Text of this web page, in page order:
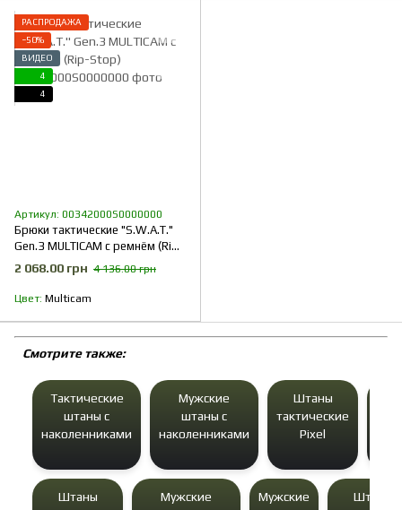
Cмотрите также:
Тактические
штаны с
наколенниками
Мужские
штаны с
наколенниками
Штаны
тактические
Pixel
Штаны
Мужские
Мужские
Штаны
РАСПРОДАЖА
−50%
ВИДЕО
4
4
Артикул: 00342000S0000000
Брюки тактические "S.W.A.T."
Gen.3 MULTICAM с ремнём (Rip-
Stop)
2 068.00 грн 4 136.00 грн
Цвет Multicam